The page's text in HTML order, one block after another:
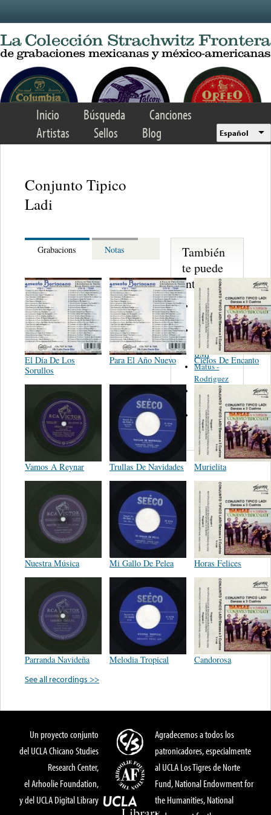
Inicio Búsqueda
Canciones
Artistas
Sellos Blog Español
Conjunto Tipico
Ladi
Grabacions Notas
El Día De Los
Sorullos
Para El Año Nuevo Cielos De Encanto
Vamos A Reynar Trullas De Navidades Murielita
Nuestra Música Mi Gallo De Pelea Horas Felices
Parranda Navideña Melodia Tropical
Candorosa
See all recordings >>
También
te puede
interesar...
Martinez,
Felipe
Performance
Music Co.
BMI
Matus -
Rodriguez
Carleton -
Dixon
Abreu -
Oliverira
Un proyecto conjunto
del UCLA Chicano Studies
Research Center,
el Arhoolie Foundation,
y del UCLA Digital Library
Agradecemos a todos los
patronicadores, especialmente
al UCLA Los Tigres de Norte
Fund, National Endowment for
the Humanities, National